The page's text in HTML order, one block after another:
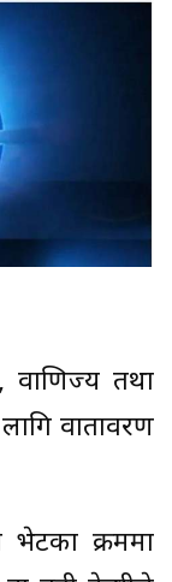
वाणिज्य तथा
वातावरण
भेटका क्रममा